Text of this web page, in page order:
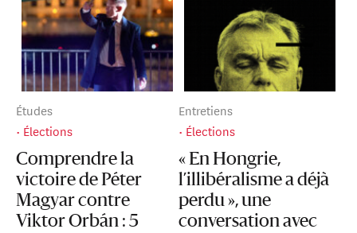
Études
Élections
Comprendre la
victoire de Péter
Magyar contre
Viktor Orbán : 5
Entretiens
Élections
« En Hongrie,
l’illibéralisme a déjà
perdu », une
conversation avec